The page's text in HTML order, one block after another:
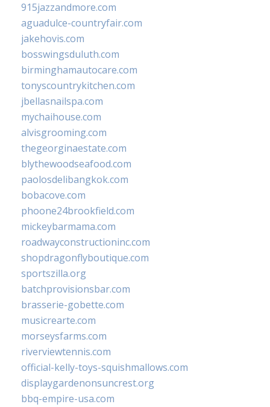
915jazzandmore.com
aguadulce-countryfair.com
jakehovis.com
bosswingsduluth.com
birminghamautocare.com
tonyscountrykitchen.com
jbellasnailspa.com
mychaihouse.com
alvisgrooming.com
thegeorginaestate.com
blythewoodseafood.com
paolosdelibangkok.com
bobacove.com
phoone24brookfield.com
mickeybarmama.com
roadwayconstructioninc.com
shopdragonflyboutique.com
sportszilla.org
batchprovisionsbar.com
brasserie-gobette.com
musicrearte.com
morseysfarms.com
riverviewtennis.com
official-kelly-toys-squishmallows.com
displaygardenonsuncrest.org
bbq-empire-usa.com